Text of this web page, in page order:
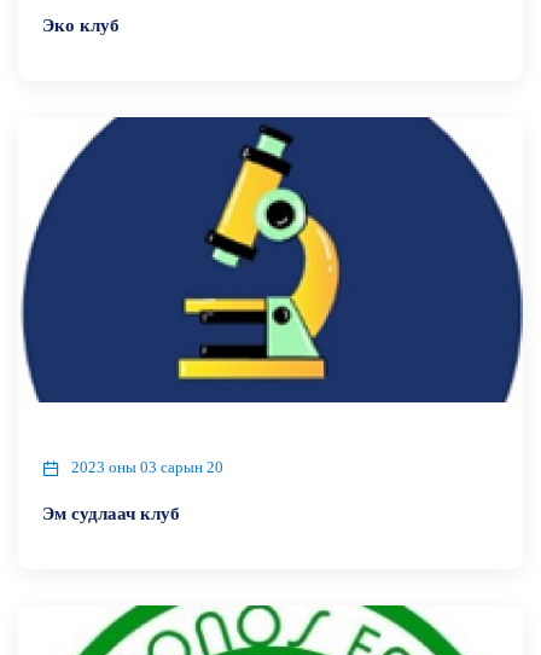
Эко клуб
2023 оны 03 сарын 20
Эм судлаач клуб